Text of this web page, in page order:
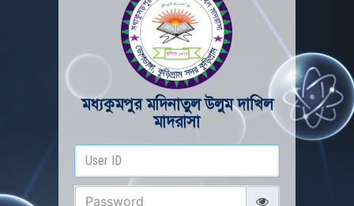
মধ্যকুমপুর মদিনাতুল উলুম দাখিল
মাদরাসা